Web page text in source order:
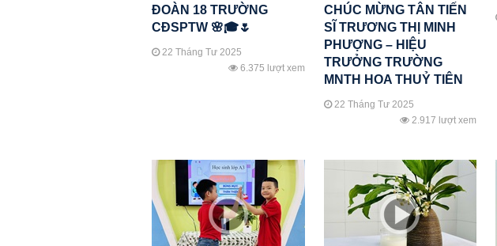
ĐOÀN 18 TRƯỜNG
CĐSPTW 🌸🎓🌷
22 Tháng Tư 2025
6.375 lượt xem
CHÚC MỪNG TÂN TIẾN
SĨ TRƯƠNG THỊ MINH
PHƯỢNG – HIỆU
TRƯỞNG TRƯỜNG
MNTH HOA THUỶ TIÊN
22 Tháng Tư 2025
2.917 lượt xem